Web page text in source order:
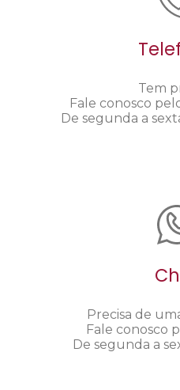
Tem
Fale conosco
De segunda a
Precisa de
Fale conosco
De segunda a